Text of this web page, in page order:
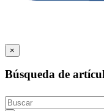
×
Búsqueda de